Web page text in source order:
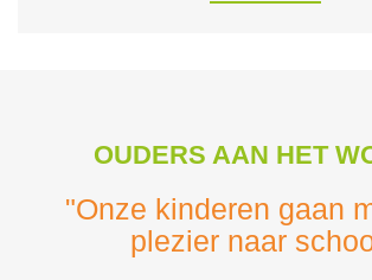
OUDERS AAN HET
"Onze kinderen gaan
plezier naar